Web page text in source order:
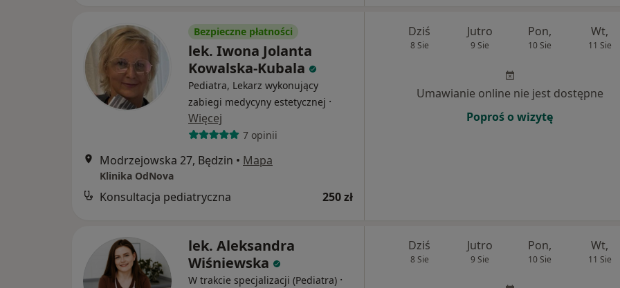
Bezpieczne płatności
lek. Iwona Jolanta
Kowalska-Kubala
Pediatra, Lekarz wykonujący
zabiegi medycyny estetycznej ·
Więcej
7 opinii
Modrzejowska 27, Będzin • Mapa
Klinika OdNova
Konsultacja pediatryczna 250 zł
Dziś
8 Sie
Jutro
9 Sie
Pon,
10 Sie
Wt,
11 Sie
Umawianie online nie jest dostępne
Poproś o wizytę
lek. Aleksandra
Wiśniewska
W trakcie specjalizacji (Pediatra) ·
Dziś
8 Sie
Jutro
9 Sie
Pon,
10 Sie
Wt,
11 Sie